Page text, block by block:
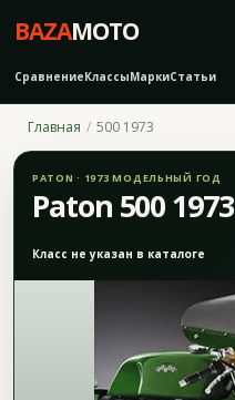
BAZAMOTO
СравнениеКлассыМаркиСтатьи
Главная 500 1973
PATON · 1973 МОДЕЛЬНЫЙ ГОД
Paton 500 1973
Класс не указан в каталоге